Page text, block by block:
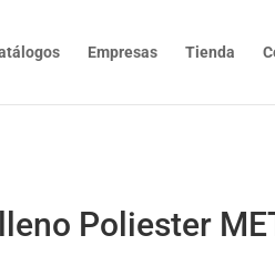
Empresas Tienda
Poliester